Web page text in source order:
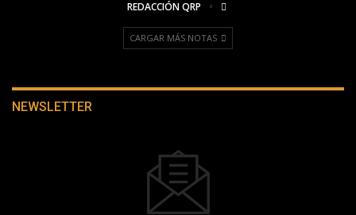
REDACCIÓN QRP
CARGAR MÁS NOTAS
NEWSLETTER